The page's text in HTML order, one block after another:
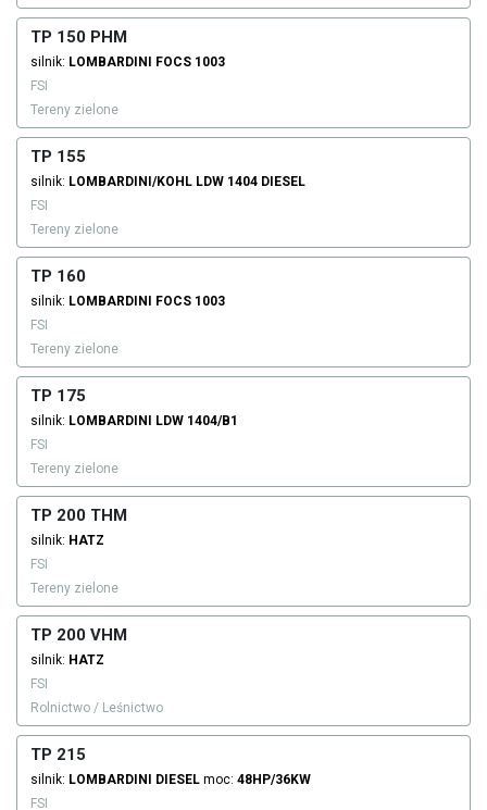
TP 150 PHM
silnik: LOMBARDINI
FOCS 1003
FSI
Tereny zielone
TP 155
silnik: LOMBARDINI/KOHL LDW 1404 DIESEL
FSI
Tereny zielone
TP 160
silnik: LOMBARDINI
FOCS 1003
FSI
Tereny zielone
TP 175
silnik: LOMBARDINI
LDW 1404/B1
FSI
Tereny zielone
TP 200 THM
silnik: HATZ
FSI
Tereny zielone
TP 200 VHM
silnik: HATZ
FSI
Rolnictwo / Leśnictwo
TP 215
silnik: LOMBARDINI DIESEL moc: 48HP/36KW
FSI